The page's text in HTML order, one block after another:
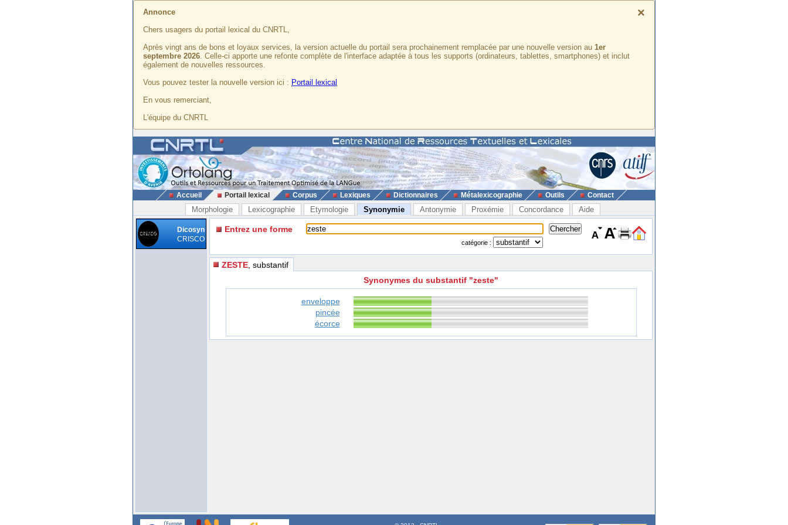
×
Annonce
Chers usagers du portail lexical du CNRTL,
Après vingt ans de bons et loyaux services, la version actuelle du portail sera prochainement remplacée par une nouvelle version au 1er
septembre 2026. Celle-ci apporte une refonte complète de l'interface adaptée à tous les supports (ordinateurs, tablettes, smartphones) et inclut
également de nouvelles ressources.
Vous pouvez tester la nouvelle version ici : Portail lexical
En vous remerciant,
L'équipe du CNRTL
Accueil Portail lexical Corpus Lexiques Dictionnaires Métalexicographie Outils Contact
Morphologie Lexicographie Etymologie Synonymie Antonymie Proxémie Concordance Aide
Dicosyn
CRISCO
Entrez une forme
catégorie :
ZESTE , substantif
Synonymes du substantif "zeste"
enveloppe
pincée
écorce